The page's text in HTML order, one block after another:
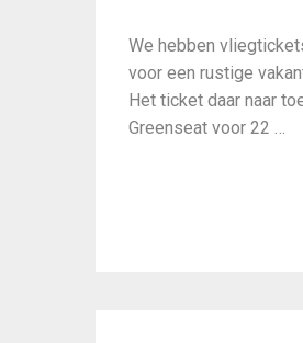
We hebben
voor een rustige
Het ticket daar naar
Greenseat voor 22 …